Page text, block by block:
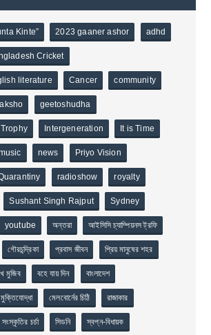
Kinte” 2023 gaaner ashor adhd
Cricket
literature Cancer community
geetoshudha
Intergeneration It is Time
news Priyo Vision
radioshow royalty
Sushant Singh Rajput Sydney
youtube অন্তরা আইসিসি চ্যাম্পিয়নস ট্রফি
গৌরচন্দ্রিকা প্রবাস জীবন প্রিয় মানুষের শহর
মুজিব বহে যায় দিন বাংলাদেশ
মুক্তিযোদ্ধা মেলবোর্নের চিঠি রাজাকার
সংস্কৃতির চর্চা সিডনি স্বপ্ন-বিধায়ক